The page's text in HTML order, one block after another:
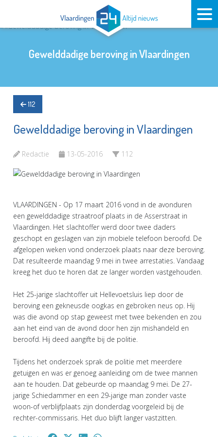
Gewelddadige beroving in Vlaardingen
112
Gewelddadige beroving in Vlaardingen
Redactie 13-05-2016 112
VLAARDINGEN - Op 17 maart 2016 vond in de avonduren
een gewelddadige straatroof plaats in de Asserstraat in
Vlaardingen. Het slachtoffer werd door twee daders
geschopt en geslagen van zijn mobiele telefoon beroofd. De
afgelopen weken vond onderzoek plaats naar deze beroving.
Dat resulteerde maandag 9 mei in twee arrestaties. Vandaag
kreeg het duo te horen dat ze langer worden vastgehouden.
Het 25-jarige slachtoffer uit Hellevoetsluis liep door de
beroving een gekneusde oogkas en gebroken neus op. Hij
was die avond op stap geweest met twee bekenden en zou
aan het eind van de avond door hen zijn mishandeld en
beroofd. Hij deed aangifte bij de politie.
Tijdens het onderzoek sprak de politie met meerdere
getuigen en was er genoeg aanleiding om de twee mannen
aan te houden. Dat gebeurde op maandag 9 mei. De 27-
jarige Schiedammer en een 29-jarige man zonder vaste
woon-of verblijfplaats zijn donderdag voorgeleid bij de
rechter-commissaris. Het duo blijft langer vastzitten.